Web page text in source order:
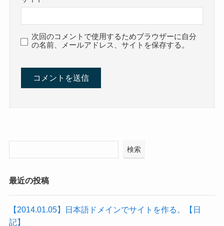
次回のコメントで使用するためブラウザーに自分
の名前、メールアドレス、サイトを保存する。
検索
最近の投稿
【2014.01.05】日本語ドメインでサイトを作る。【日
記】